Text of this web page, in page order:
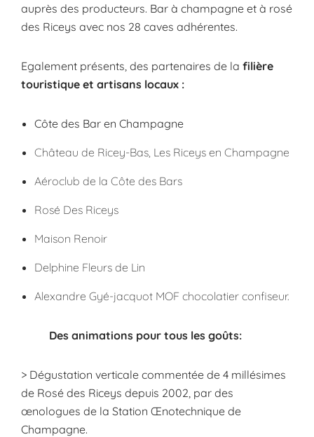
auprès des producteurs. Bar à champagne et à rosé
des Riceys avec nos 28 caves adhérentes.
Egalement présents, des partenaires de la filière
touristique et artisans locaux :
Côte des Bar en Champagne
Château de Ricey-Bas, Les Riceys en Champagne
Aéroclub de la Côte des Bars
Rosé Des Riceys
Maison Renoir
Delphine Fleurs de Lin
Alexandre Gyé-jacquot MOF chocolatier confiseur.
Des animations pour tous les goûts:
> Dégustation verticale commentée de 4 millésimes
de Rosé des Riceys depuis 2002, par des
œnologues de la Station Œnotechnique de
Champagne.